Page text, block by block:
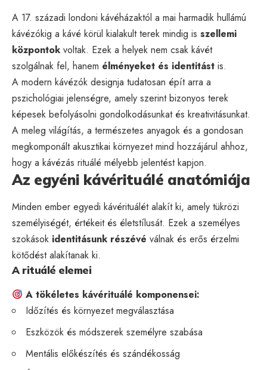
A 17. századi londoni kávéházaktól a mai harmadik hullámú
kávézókig a kávé körül kialakult terek mindig is szellemi
központok voltak. Ezek a helyek nem csak kávét
szolgálnak fel, hanem élményeket és identitást is.
A modern kávézók designja tudatosan épít arra a
pszichológiai jelenségre, amely szerint bizonyos terek
képesek befolyásolni gondolkodásunkat és kreativitásunkat.
A meleg világítás, a természetes anyagok és a gondosan
megkomponált akusztikai környezet mind hozzájárul ahhoz,
hogy a kávézás rituálé mélyebb jelentést kapjon.
Az egyéni kávérituálé anatómiája
Minden ember egyedi kávérituálét alakít ki, amely tükrözi
személyiségét, értékeit és életstílusát. Ezek a személyes
szokások identitásunk részévé válnak és erős érzelmi
kötődést alakítanak ki.
A rituálé elemei
A tökéletes kávérituálé komponensei:
Időzítés és környezet megválasztása
Eszközök és módszerek személyre szabása
Mentális előkészítés és szándékosság